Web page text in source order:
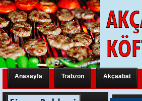
Anasayfa Trabzon Akçaabat
Trabzon Yeni Bir Uluslararası